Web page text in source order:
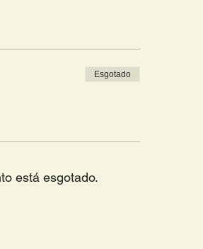
Esgotado
está esgotado.